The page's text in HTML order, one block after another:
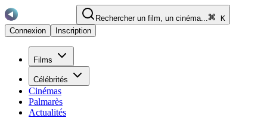
Rechercher un film, un cinéma...
K
Connexion
Inscription
Films
Célébrités
Cinémas
Palmarès
Actualités